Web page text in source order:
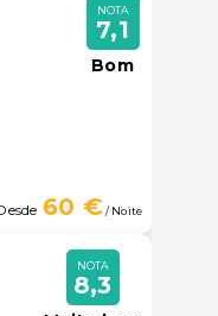
NOTA
7,1
Bom
60 €/ Noite
NOTA
8,3